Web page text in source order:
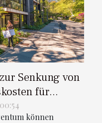
Senkung von
für
können